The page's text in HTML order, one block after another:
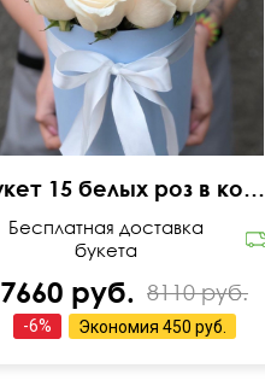
Букет 15 белых роз в коробке
Бесплатная доставка
букета
7660 руб. 8110 руб.
-6% Экономия 450 руб.